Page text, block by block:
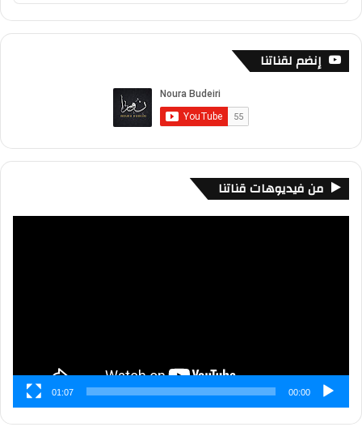
Information
إنضم لقناتنا
من فيديوهات قناتنا
00:00
01:07